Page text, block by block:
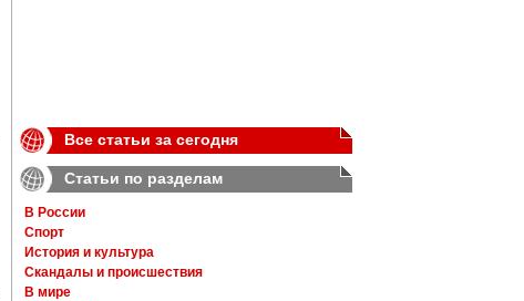
Все статьи за сегодня
Статьи по разделам
В России
Спорт
История и культура
Скандалы и происшествия
В мире